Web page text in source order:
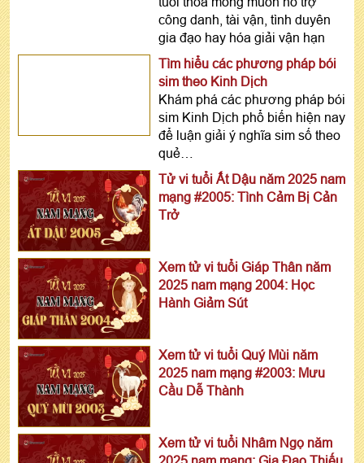
công danh, tài vận, tình duyên
gia đạo hay hóa giải vận hạn
Tìm hiểu các phương pháp bói
sim theo Kinh Dịch
Khám phá các phương pháp bói
sim Kinh Dịch phổ biến hiện nay
để luận giải ý nghĩa sim số theo
quẻ…
Tử vi tuổi Ất Dậu năm 2025 nam
mạng #2005: Tình Cảm Bị Cản
Trở
Xem tử vi tuổi Giáp Thân năm
2025 nam mạng 2004: Học
Hành Giảm Sút
Xem tử vi tuổi Quý Mùi năm
2025 nam mạng #2003: Mưu
Cầu Dễ Thành
Xem tử vi tuổi Nhâm Ngọ năm